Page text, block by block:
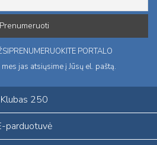
PORTALO
jas atsiųsime į Jūsų el. paštą.
Klubas 250
parduotuvė